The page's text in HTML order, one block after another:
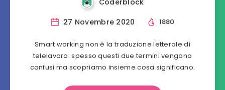
Coderblock
27 Novembre 2020
1880
Smart working non è la traduzione letterale di
telelavoro: spesso questi due termini vengono
confusi ma scopriamo insieme cosa significano.